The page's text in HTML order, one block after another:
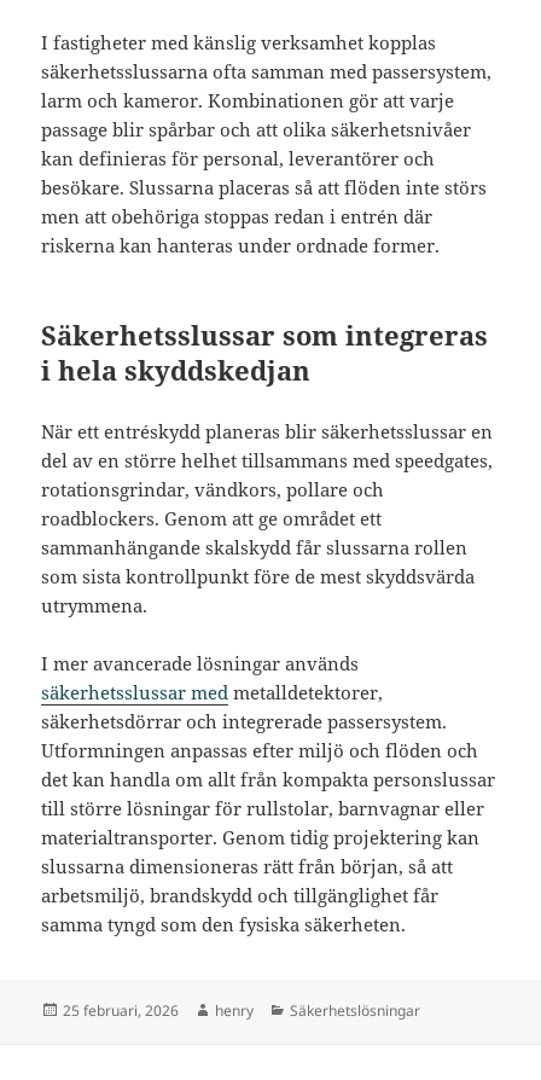
I fastigheter med känslig verksamhet kopplas
säkerhetsslussarna ofta samman med passersystem,
larm och kameror. Kombinationen gör att varje
passage blir spårbar och att olika säkerhetsnivåer
kan definieras för personal, leverantörer och
besökare. Slussarna placeras så att flöden inte störs
men att obehöriga stoppas redan i entrén där
riskerna kan hanteras under ordnade former.
Säkerhetsslussar som integreras
i hela skyddskedjan
När ett entréskydd planeras blir säkerhetsslussar en
del av en större helhet tillsammans med speedgates,
rotationsgrindar, vändkors, pollare och
roadblockers. Genom att ge området ett
sammanhängande skalskydd får slussarna rollen
som sista kontrollpunkt före de mest skyddsvärda
utrymmena.
I mer avancerade lösningar används
säkerhetsslussar med metalldetektorer,
säkerhetsdörrar och integrerade passersystem.
Utformningen anpassas efter miljö och flöden och
det kan handla om allt från kompakta personslussar
till större lösningar för rullstolar, barnvagnar eller
materialtransporter. Genom tidig projektering kan
slussarna dimensioneras rätt från början, så att
arbetsmiljö, brandskydd och tillgänglighet får
samma tyngd som den fysiska säkerheten.
Postat
25 februari, 2026 Författare
henry Kategorier
Säkerhetslösningar